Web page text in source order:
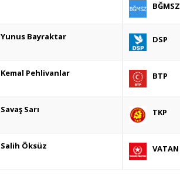
BĞMSZ
Yunus Bayraktar DSP
Kemal Pehlivanlar BTP
Savaş Sarı TKP
Salih Öksüz VATAN